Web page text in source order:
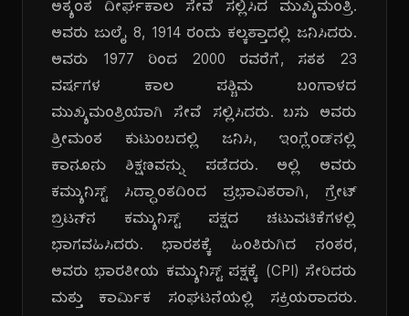
ಅತ್ಯಂತ ದೀರ್ಘಕಾಲ ಸೇವೆ ಸಲ್ಲಿಸಿದ ಮುಖ್ಯಮಂತ್ರಿ.
ಅವರು ಜುಲೈ 8, 1914 ರಂದು ಕಲ್ಕತ್ತಾದಲ್ಲಿ ಜನಿಸಿದರು.
ಅವರು 1977 ರಿಂದ 2000 ರವರೆಗೆ, ಸತತ 23
ವರ್ಷಗಳ ಕಾಲ ಪಶ್ಚಿಮ ಬಂಗಾಳದ
ಮುಖ್ಯಮಂತ್ರಿಯಾಗಿ ಸೇವೆ ಸಲ್ಲಿಸಿದರು. ಬಸು ಅವರು
ಶ್ರೀಮಂತ ಕುಟುಂಬದಲ್ಲಿ ಜನಿಸಿ, ಇಂಗ್ಲೆಂಡ್‌ನಲ್ಲಿ
ಕಾನೂನು ಶಿಕ್ಷಣವನ್ನು ಪಡೆದರು. ಅಲ್ಲಿ ಅವರು
ಕಮ್ಯುನಿಸ್ಟ್ ಸಿದ್ಧಾಂತದಿಂದ ಪ್ರಭಾವಿತರಾಗಿ, ಗ್ರೇಟ್
ಬ್ರಿಟನ್‌ನ ಕಮ್ಯುನಿಸ್ಟ್ ಪಕ್ಷದ ಚಟುವಟಿಕೆಗಳಲ್ಲಿ
ಭಾಗವಹಿಸಿದರು. ಭಾರತಕ್ಕೆ ಹಿಂತಿರುಗಿದ ನಂತರ,
ಅವರು ಭಾರತೀಯ ಕಮ್ಯುನಿಸ್ಟ್ ಪಕ್ಷಕ್ಕೆ (CPI) ಸೇರಿದರು
ಮತ್ತು ಕಾರ್ಮಿಕ ಸಂಘಟನೆಯಲ್ಲಿ ಸಕ್ರಿಯರಾದರು.